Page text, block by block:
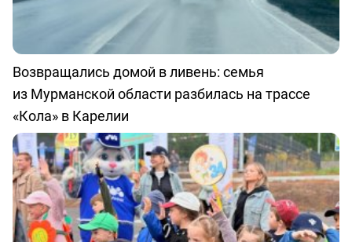
Возвращались домой в ливень: семья
из Мурманской области разбилась на трассе
«Кола» в Карелии